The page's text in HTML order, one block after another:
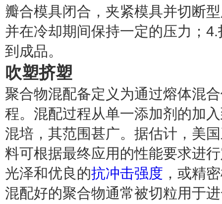
瓣合模具闭合，夹紧模具并切断
并在冷却期间保持一定的压力；
到成品。
吹塑挤塑
聚合物混配备定义为通过熔体混
程。混配过程从单一添加剂的加
混培，其范围甚广。据估计，美
料可根据最终应用的性能要求进
光泽和优良的抗冲击强度 ，或精
混配好的聚合物通常被切粒用于